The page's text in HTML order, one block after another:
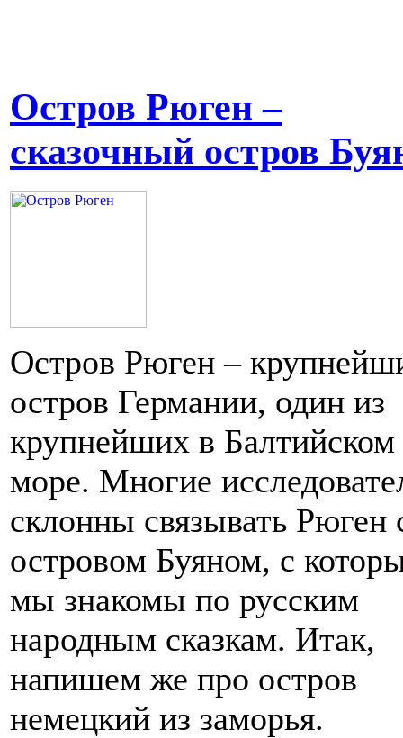
Остров Рюген –
сказочный остров
Остров Рюген –
остров Германии, один из
крупнейших в Балтийском
море. Многие
склонны связывать Рюген
островом Буяном, с
мы знакомы по русским
народным сказкам. Итак,
напишем же про остров
немецкий из заморья.